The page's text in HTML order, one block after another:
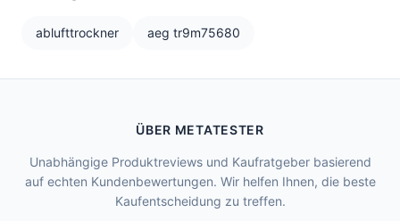
ablufttrockner aeg tr9m75680
ÜBER METATESTER
Unabhängige Produktreviews und Kaufratgeber basierend
auf echten Kundenbewertungen. Wir helfen Ihnen, die beste
Kaufentscheidung zu treffen.